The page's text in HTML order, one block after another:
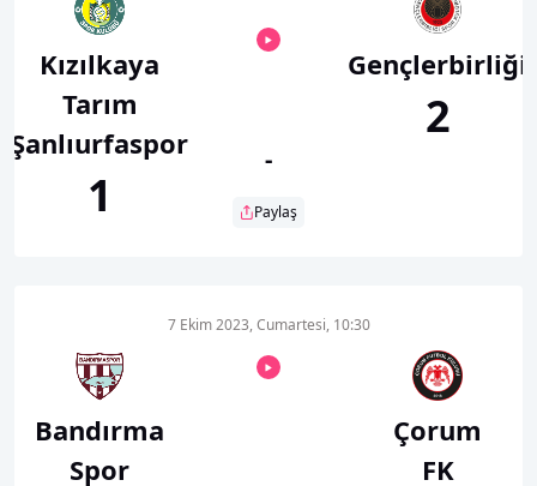
Kızılkaya
Tarım
Şanlıurfaspor
1
-
Paylaş
Gençlerbirliği
2
Bandırma
Spor
7 Ekim 2023, Cumartesi, 10:30
Çorum
FK